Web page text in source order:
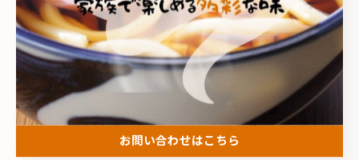
讃岐うどん見学なら河之内がおすすめ
河之内で讃岐うどん見学を満喫する方法
讃岐うどんの製麺工程を間近で体験できる河之内の見学
は、食文化の深い理解に直結します。なぜなら、実際に
小麦から麺を打ち、ダシを仕込む工程を見ることで、う
どん作りのこだわりや歴史が肌で感じられるからです。
お問い合わせはこちら